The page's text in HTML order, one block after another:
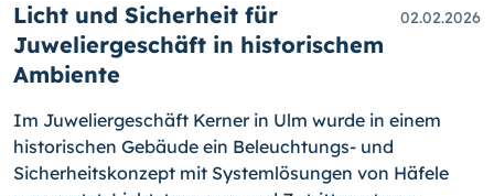
Licht und Sicherheit für
Juweliergeschäft in historischem
Ambiente
02.02.2026
Im Juweliergeschäft Kerner in Ulm wurde in einem
historischen Gebäude ein Beleuchtungs- und
Sicherheitskonzept mit Systemlösungen von Häfele